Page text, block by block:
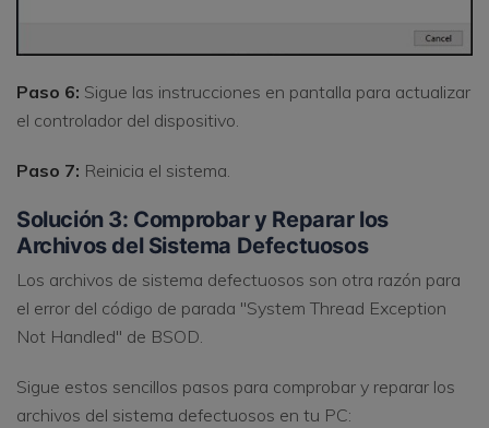
Paso 6: Sigue las instrucciones en pantalla para actualizar
el controlador del dispositivo.
Paso 7: Reinicia el sistema.
Solución 3: Comprobar y Reparar los
Archivos del Sistema Defectuosos
Los archivos de sistema defectuosos son otra razón para
el error del código de parada "System Thread Exception
Not Handled" de BSOD.
Sigue estos sencillos pasos para comprobar y reparar los
archivos del sistema defectuosos en tu PC: